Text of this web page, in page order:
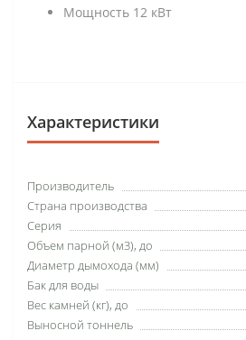
Мощность 12 кВт
Характеристики
Производитель
Страна производства
Серия
Объем парной (м3), до
Диаметр дымохода (мм)
Бак для воды
Вес камней (кг), до
Выносной тоннель